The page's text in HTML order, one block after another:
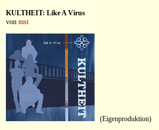
KULTHEIT: Like A Virus
von mst
(Eigenproduktion)